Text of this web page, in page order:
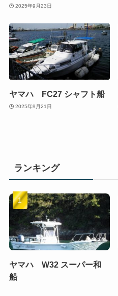
2025年9月23日
ヤマハ FC27 シャフト船
2025年9月21日
ランキング
ヤマハ W32 スーパー和
船